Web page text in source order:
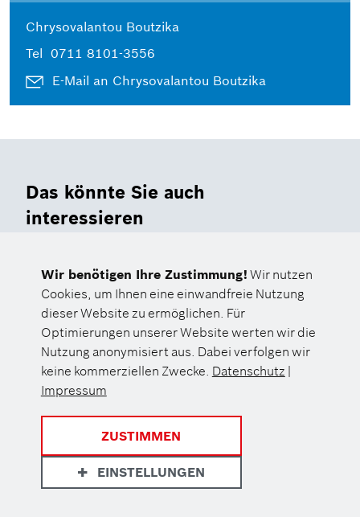
Chrysovalantou Boutzika
Tel 0711 8101-3556
E-Mail an Chrysovalantou Boutzika
Das könnte Sie auch
interessieren
Unsere Institutionen: Wer wir sind
Wir benötigen Ihre Zustimmung! Wir nutzen
Cookies, um Ihnen eine einwandfreie Nutzung
dieser Website zu ermöglichen. Für
Optimierungen unserer Website werten wir die
Nutzung anonymisiert aus. Dabei verfolgen wir
keine kommerziellen Zwecke. Datenschutz |
Impressum
ZUSTIMMEN
EINSTELLUNGEN